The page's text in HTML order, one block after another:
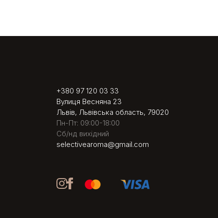
+380 97 120 03 33
Вулиця Весняна 23
Львів, Львівська область, 79020
Пн-Пт: 09:00-18:00
Сб/нд вихідний
selectivearoma@gmail.com